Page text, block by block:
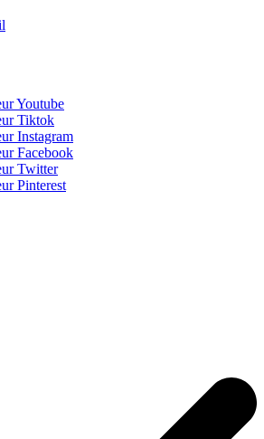
Youtube
Tiktok
Instagram
Facebook
Twitter
Pinterest